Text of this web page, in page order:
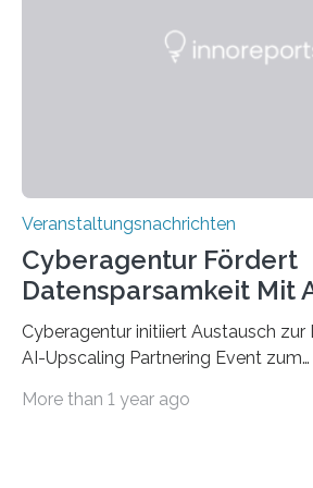
„QUAZAR“ mit insgesamt 1,15
Veranstaltungsnachrichten
Cyberagentur Fördert
Datensparsamkeit Mit
Cyberagentur initiiert Austausch
AI-Upscaling Partnering Event zum
innovative DatenverarbeitungDie
More than 1 year ago